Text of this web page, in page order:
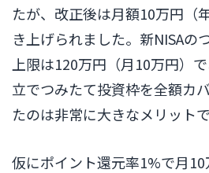
たが、改正後は月額10万円（
き上げられました。新NISAの
上限は120万円（月10万円）
立でつみたて投資枠を全額カ
たのは非常に大きなメリットで
仮にポイント還元率1%で月